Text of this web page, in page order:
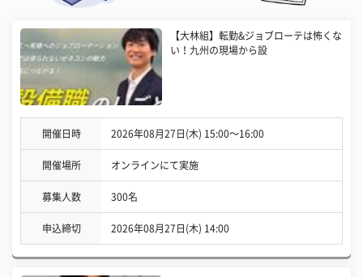
【大林組】転勤&ジョブローテは怖くな
い！九州の現場から設
開催日時 2026年08月27日(木) 15:00〜16:00
開催場所 オンラインにて実施
募集人数 300名
申込締切 2026年08月27日(木) 14:00